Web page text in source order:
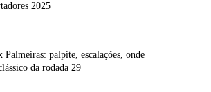
2025
Palmeiras: palpite, escalações, onde
da rodada 29